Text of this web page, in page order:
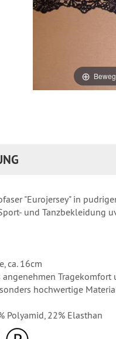
"Eurojersey" in
und Tanzbekleidung
ca. 16cm
Tragekomfort
hochwertige
Polyamid, 22% Elasthan